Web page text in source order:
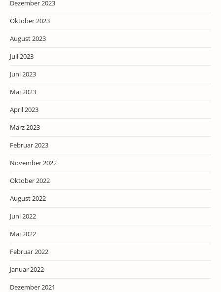
Dezember 2023
Oktober 2023
August 2023
Juli 2023
Juni 2023
Mai 2023
April 2023
März 2023
Februar 2023
November 2022
Oktober 2022
August 2022
Juni 2022
Mai 2022
Februar 2022
Januar 2022
Dezember 2021